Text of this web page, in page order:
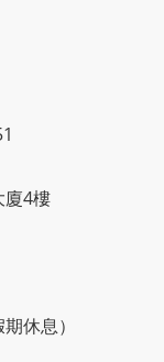
廈4樓
休息）